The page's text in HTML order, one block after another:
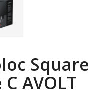
Square
AVOLT